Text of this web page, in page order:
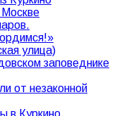
Москве
улица)
заповеднике
от незаконной
в Куркино.